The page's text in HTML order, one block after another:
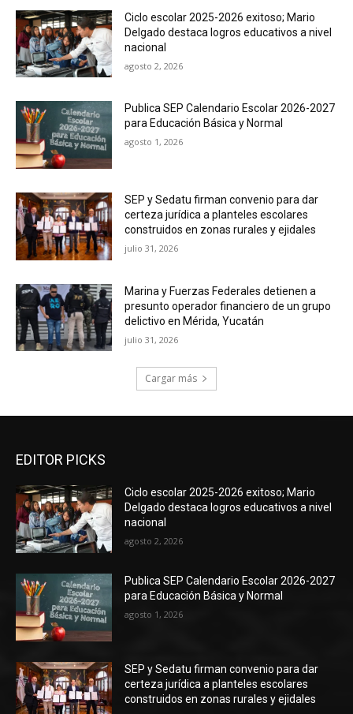
Ciclo escolar 2025-2026 exitoso; Mario
Delgado destaca logros educativos a nivel
nacional
agosto 2, 2026
Publica SEP Calendario Escolar 2026-2027
para Educación Básica y Normal
agosto 1, 2026
SEP y Sedatu firman convenio para dar
certeza jurídica a planteles escolares
construidos en zonas rurales y ejidales
julio 31, 2026
Marina y Fuerzas Federales detienen a
presunto operador financiero de un grupo
delictivo en Mérida, Yucatán
julio 31, 2026
Cargar más
EDITOR PICKS
Ciclo escolar 2025-2026 exitoso; Mario
Delgado destaca logros educativos a nivel
nacional
agosto 2, 2026
Publica SEP Calendario Escolar 2026-2027
para Educación Básica y Normal
agosto 1, 2026
SEP y Sedatu firman convenio para dar
certeza jurídica a planteles escolares
construidos en zonas rurales y ejidales